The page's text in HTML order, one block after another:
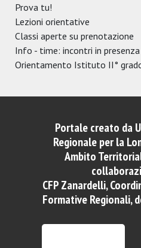
Prova tu!
Lezioni orientative
Classi aperte su prenotazione
Info - time: incontri in
Orientamento Istituto II°
Portale creato da
Regionale per la
Ambito
CFP Zanardelli,
Formative Regionali,